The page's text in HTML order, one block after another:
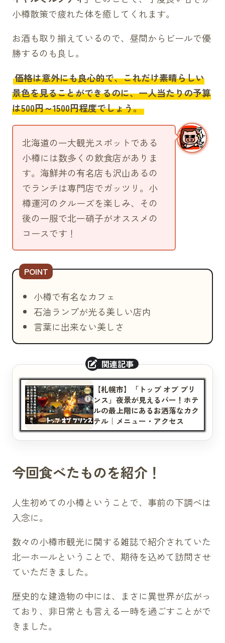
にしんそば（980円）
きのこあんかけうどん（980円）
和風きのこスパゲッティ（980円）
いくら丼（1680円）
かに雑炊（950円）
ソーセージ（880円）
フロート＆デザート
メロンクリームソーダ（600円）
コーヒーフロート（600円）
北海道牛乳ソフトクリーム（450円）
ハスカップパフェ（780円）
チョコレートパフェ（780円）
十勝小倉のクリームぜんざい（700円）
四種のマロンパフェ（800円）
アルコール
小樽ビール
小（550円）
中（830円）
小樽ワイナリービール
小（550円）
中（830円）
小樽ビール・ノンアルコールビール（500
地ビール飲み比べとおつまみのセット
（1180円）
モスカート・ダスティ
グラス（500円）
小樽ワイン白
グラス（550円）
小樽ワイン赤
グラス（670円）
ボトル（2850円）
小樽ワインとチーズのセット（1750円）
その他各種ドリンク（上記画像参照下さ
小樽散策で疲れた体を癒してくれます。
お酒も取り揃えているので、昼間からビールで優
勝するのも良し。
価格は意外にも良心的で、これだけ素晴らしい
景色を見ることができるのに、一人当たりの予算
は500円～1500円程度でしょう。
北海道の一大観光スポットである
小樽には数多くの飲食店がありま
す。海鮮丼の有名店も沢山あるの
でランチは専門店でガッツリ。小
樽運河のクルーズを楽しみ、その
後の一服で北一硝子がオススメの
コースです！
小樽で有名なカフェ
石油ランプが光る美しい店内
言葉に出来ない美しさ
【札幌市】「トップ オブ プリ
ンス」夜景が見えるバー！ホテ
ルの最上階にあるお洒落なカク
テル｜メニュー・アクセス
今回食べたものを紹介！
人生初めての小樽ということで、事前の下調べは
入念に。
数々の小樽市観光に関する雑誌で紹介されていた
北一ホールということで、期待を込めて訪問させ
ていただきました。
歴史的な建造物の中には、まさに異世界が広がっ
ており、非日常とも言える一時を過ごすことがで
きました。